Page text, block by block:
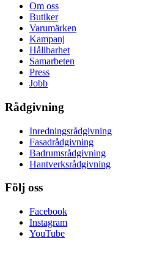
Om oss
Butiker
Varumärken
Kampanj
Hållbarhet
Samarbeten
Press
Jobb
Rådgivning
Inredningsrådgivning
Fasadrådgivning
Badrumsrådgivning
Hantverksrådgivning
Följ oss
Facebook
Instagram
YouTube